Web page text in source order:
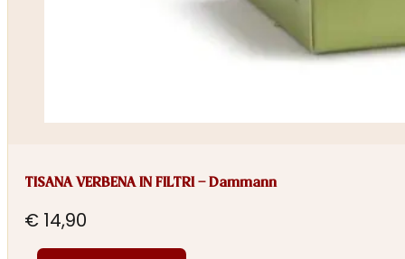
TISANA VERBENA IN FILTRI – Dammann
€ 14,90